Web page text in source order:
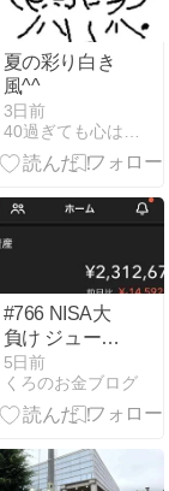
夏の彩り白き
風^^
3日前
40過ぎても心はニート
#766 NISA大
負け ジューシ
ーハニー極嬢
勝ち
5日前
くろのお金ブログ